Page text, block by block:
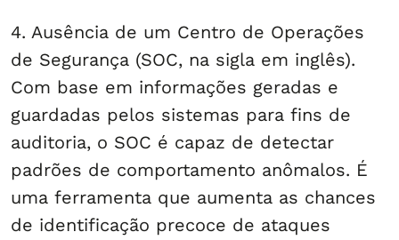
4. Ausência de um Centro de Operações
de Segurança (SOC, na sigla em inglês).
Com base em informações geradas e
guardadas pelos sistemas para fins de
auditoria, o SOC é capaz de detectar
padrões de comportamento anômalos. É
uma ferramenta que aumenta as chances
de identificação precoce de ataques